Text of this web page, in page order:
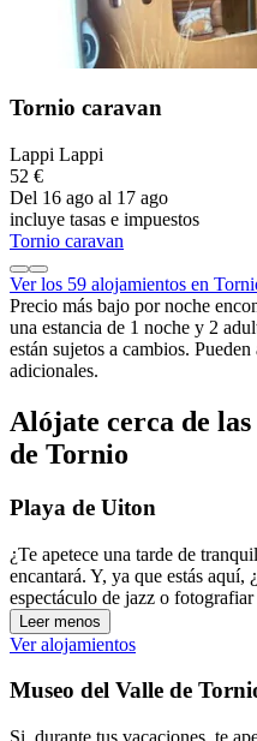
Tornio caravan
Lappi Lappi
52 €
Del 16 ago al 17 ago
incluye tasas e impuestos
Tornio caravan
Ver los 59 alojamientos en
Precio más bajo por noche
una estancia de 1 noche y 2
están sujetos a cambios.
adicionales.
Alójate cerca de
de Tornio
Playa de Uiton
¿Te apetece una tarde de
encantará. Y, ya que estás
espectáculo de jazz o
Leer menos
Ver alojamientos
Museo del Valle de
Si, durante tus vacaciones, te